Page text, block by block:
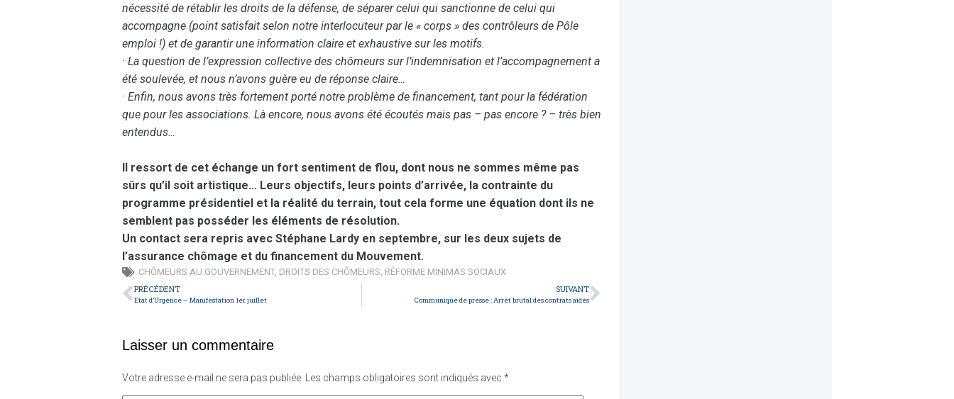
nécessité de rétablir les droits de la défense, de séparer celui qui sanctionne de celui qui
accompagne (point satisfait selon notre interlocuteur par le « corps » des contrôleurs de Pôle
emploi !) et de garantir une information claire et exhaustive sur les motifs.
· La question de l’expression collective des chômeurs sur l’indemnisation et l’accompagnement a
été soulevée, et nous n’avons guère eu de réponse claire…
· Enfin, nous avons très fortement porté notre problème de financement, tant pour la fédération
que pour les associations. Là encore, nous avons été écoutés mais pas – pas encore ? – très bien
entendus…
Il ressort de cet échange un fort sentiment de flou, dont nous ne sommes même pas
sûrs qu’il soit artistique… Leurs objectifs, leurs points d’arrivée, la contrainte du
programme présidentiel et la réalité du terrain, tout cela forme une équation dont ils ne
semblent pas posséder les éléments de résolution.
Un contact sera repris avec Stéphane Lardy en septembre, sur les deux sujets de
l’assurance chômage et du financement du Mouvement.
CHÔMEURS AU GOUVERNEMENT, DROITS DES CHÔMEURS RÉFORME MINIMAS SOCIAUX
PRÉCÉDENT
Etat d’Urgence – Manifestation 1er juillet
SUIVANT
Communiqué de presse : Arrêt brutal des contrats aidés
Laisser un commentaire
Votre adresse e-mail ne sera pas publiée. Les champs obligatoires sont indiqués avec *